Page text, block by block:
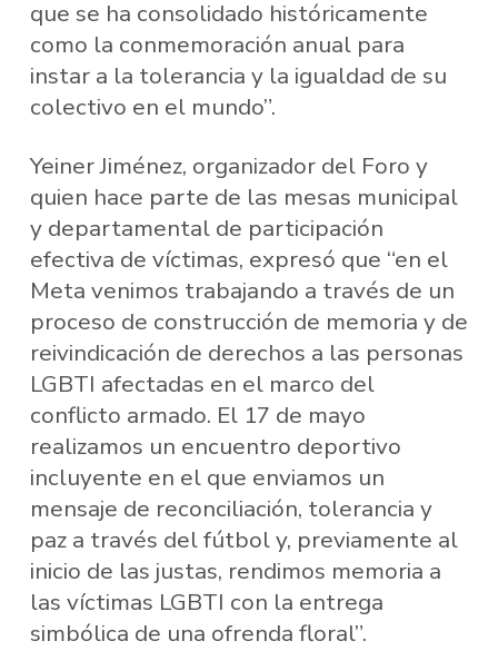
que se ha consolidado históricamente
como la conmemoración anual para
instar a la tolerancia y la igualdad de su
colectivo en el mundo”.
Yeiner Jiménez, organizador del Foro y
quien hace parte de las mesas municipal
y departamental de participación
efectiva de víctimas, expresó que “en el
Meta venimos trabajando a través de un
proceso de construcción de memoria y de
reivindicación de derechos a las personas
LGBTI afectadas en el marco del
conflicto armado. El 17 de mayo
realizamos un encuentro deportivo
incluyente en el que enviamos un
mensaje de reconciliación, tolerancia y
paz a través del fútbol y, previamente al
inicio de las justas, rendimos memoria a
las víctimas LGBTI con la entrega
simbólica de una ofrenda floral”.